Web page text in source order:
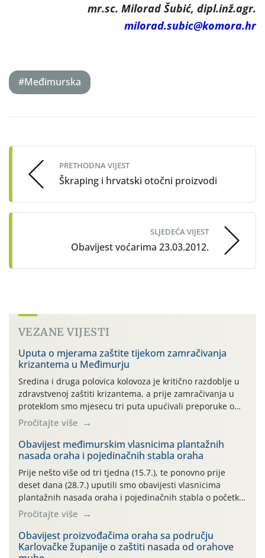
mr.sc. Milorad Šubić, dipl.inž.agr.
milorad.subic@komora.hr
#Međimurska
navigation
PRETHODNA VIJEST
Škraping i hrvatski otočni proizvodi
SLJEDEĆA VIJEST
Obavijest voćarima 23.03.2012.
VEZANE VIJESTI
Uputa o mjerama zaštite tijekom zamračivanja
krizantema u Međimurju
Sredina i druga polovica kolovoza je kritično razdoblje u
zdravstvenoj zaštiti krizantema, a prije zamračivanja u
proteklom smo mjesecu tri puta upućivali preporuke o
preventivnim mjerama zaštite krizantema od najčešćih
uzročnika bolesti, štetnika i fito-fagnih grinja (23.7., 14.7.,
06.7.)! Na početku ovog mjeseca je zabilježeno je
povijesno i ekstremno vruće meteorološko razdoblje, uz
najviše temperature […]
Pročitajte više
Obavijest međimurskim vlasnicima plantažnih
nasada oraha i pojedinačnih stabla oraha
Prije nešto više od tri tjedna (15.7.), te ponovno prije
deset dana (28.7.) uputili smo obavijesti vlasnicima
plantažnih nasada oraha i pojedinačnih stabla o početku
leta i ovogodišnjoj potrebi usmjerenog suzbijanja
orahove muhe (Rhagoletis completa)! Već dvanaest dana
traje drugi ovogodišnji “toplinski udar”, koji naročito
izražen zadnja šest dana (31.7.-05.8.), jer najviše
Pročitajte više
Obavijest proizvođačima oraha sa području
Karlovačke županije o zaštiti nasada od orahove